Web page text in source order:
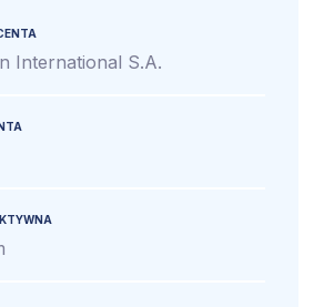
International S.A.